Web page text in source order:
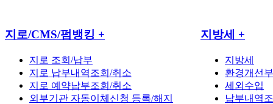
지로/CMS/펌뱅킹 +
지로 조회/납부
지로 납부내역조회/취소
지로 예약납부조회/취소
외부기관 자동이체신청 등록/해지
지방세 +
지방세
환경개선
세외수입
납부내역